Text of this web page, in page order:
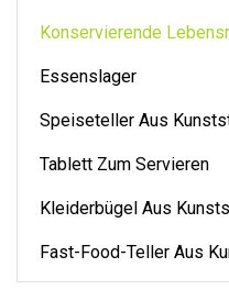
Konservierende
Essenslager
Speiseteller Aus
Tablett Zum Servieren
Kleiderbügel Aus
Fast-Food-Teller Aus